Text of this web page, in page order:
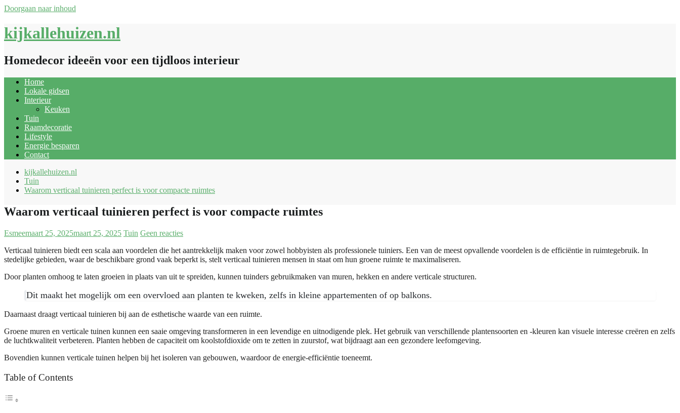
Doorgaan naar inhoud
kijkallehuizen.nl
Homedecor ideeën voor een tijdloos interieur
Home
Lokale gidsen
Interieur
Keuken
Tuin
Raamdecoratie
Lifestyle
Energie besparen
Contact
kijkallehuizen.nl
Tuin
Waarom verticaal tuinieren perfect is voor compacte ruimtes
Waarom verticaal tuinieren perfect is voor compacte ruimtes
Esmeemaart 25, 2025maart 25, 2025 Tuin Geen reacties
Verticaal tuinieren biedt een scala aan voordelen die het aantrekkelijk maken voor zowel hobbyisten als professionele tuiniers. Een van de meest opvallende voordelen is de efficiëntie in ruimtegebruik. In
stedelijke gebieden, waar de beschikbare grond vaak beperkt is, stelt verticaal tuinieren mensen in staat om hun groene ruimte te maximaliseren.
Door planten omhoog te laten groeien in plaats van uit te spreiden, kunnen tuinders gebruikmaken van muren, hekken en andere verticale structuren.
Dit maakt het mogelijk om een overvloed aan planten te kweken, zelfs in kleine appartementen of op balkons.
Daarnaast draagt verticaal tuinieren bij aan de esthetische waarde van een ruimte.
Groene muren en verticale tuinen kunnen een saaie omgeving transformeren in een levendige en uitnodigende plek. Het gebruik van verschillende plantensoorten en -kleuren kan visuele interesse creëren en zelfs
de luchtkwaliteit verbeteren. Planten hebben de capaciteit om koolstofdioxide om te zetten in zuurstof, wat bijdraagt aan een gezondere leefomgeving.
Bovendien kunnen verticale tuinen helpen bij het isoleren van gebouwen, waardoor de energie-efficiëntie toeneemt.
Table of Contents